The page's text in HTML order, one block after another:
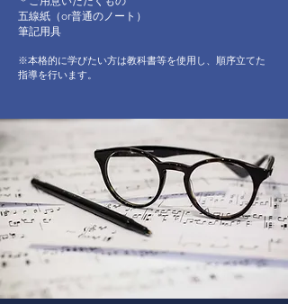
五線紙（or普通のノート）
筆記用具
※本格的に学びたい方は教科書等を使用し、順序立てた
指導を行います。